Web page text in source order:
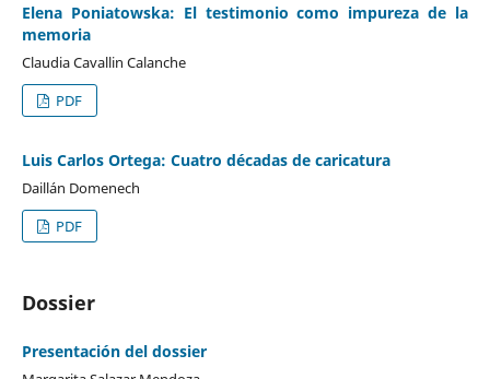
Elena Poniatowska: El testimonio como impureza de la
memoria
Claudia Cavallin Calanche
PDF
Luis Carlos Ortega: Cuatro décadas de caricatura
Daillán Domenech
PDF
Dossier
Presentación del dossier